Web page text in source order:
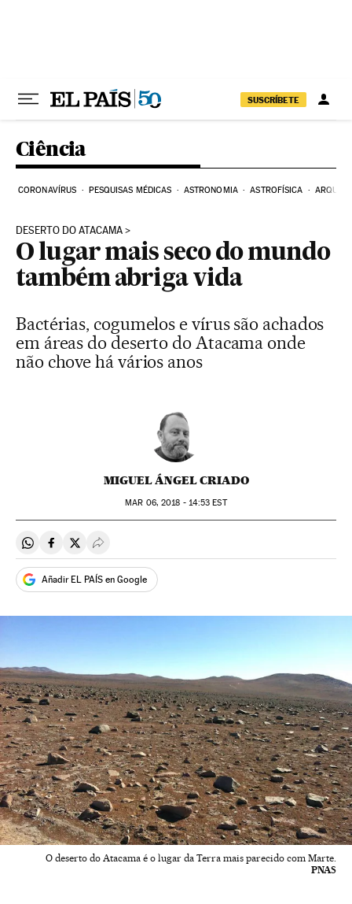
SUSCRÍBETE
Ciência
CORONAVÍRUS PESQUISAS MÉDICAS ASTRONOMIA ASTROFÍSICA
DESERTO DO ATACAMA
O lugar mais seco do mundo
também abriga vida
Bactérias, cogumelos e vírus são achados
em áreas do deserto do Atacama onde
não chove há vários anos
MIGUEL ÁNGEL CRIADO
MAR 06, 2018 - 14:53 EST
Compartir en Whatsapp
Compartir en Facebook
Compartir en Twitter
Desplegar Redes Sociales
Añadir EL PAÍS en Google
O deserto do Atacama é o lugar da Terra mais parecido com Marte.
PNAS